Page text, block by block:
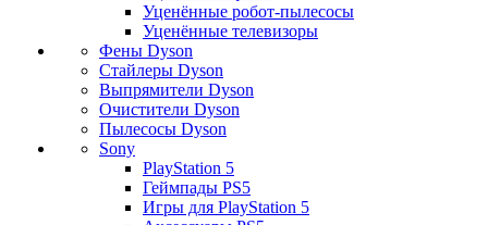
Уценённые робот-пылесосы
Уценённые телевизоры
Фены Dyson
Стайлеры Dyson
Выпрямители Dyson
Очистители Dyson
Пылесосы Dyson
Sony
PlayStation 5
Геймпады PS5
Игры для PlayStation 5